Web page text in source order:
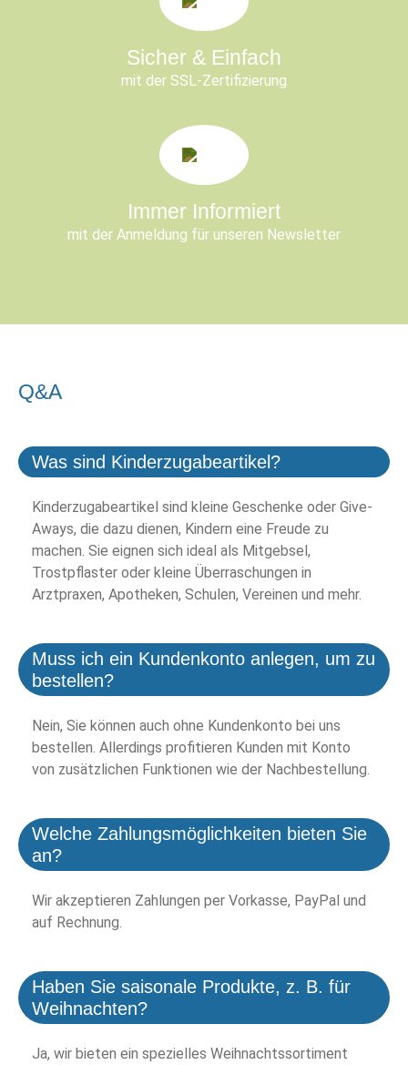
Sicher & Einfach
mit der SSL-Zertifizierung
Immer Informiert
mit der Anmeldung für unseren Newsletter
Q&A
Was sind Kinderzugabeartikel?
Kinderzugabeartikel sind kleine Geschenke oder Give-
Aways, die dazu dienen, Kindern eine Freude zu
machen. Sie eignen sich ideal als Mitgebsel,
Trostpflaster oder kleine Überraschungen in
Arztpraxen, Apotheken, Schulen, Vereinen und mehr.
Muss ich ein Kundenkonto anlegen, um zu
bestellen?
Nein, Sie können auch ohne Kundenkonto bei uns
bestellen. Allerdings profitieren Kunden mit Konto
von zusätzlichen Funktionen wie der Nachbestellung.
Welche Zahlungsmöglichkeiten bieten Sie
an?
Wir akzeptieren Zahlungen per Vorkasse, PayPal und
auf Rechnung.
Haben Sie saisonale Produkte, z. B. für
Weihnachten?
Ja, wir bieten ein spezielles Weihnachtssortiment